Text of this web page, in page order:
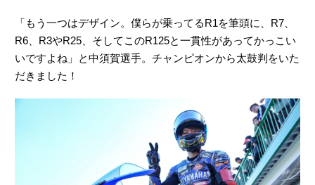
「もう一つはデザイン。僕らが乗ってるR1を筆頭に、R7、
R6、R3やR25、そしてこのR125と一貫性があってかっこい
いですよね」と中須賀選手。チャンピオンから太鼓判をいた
だきました！